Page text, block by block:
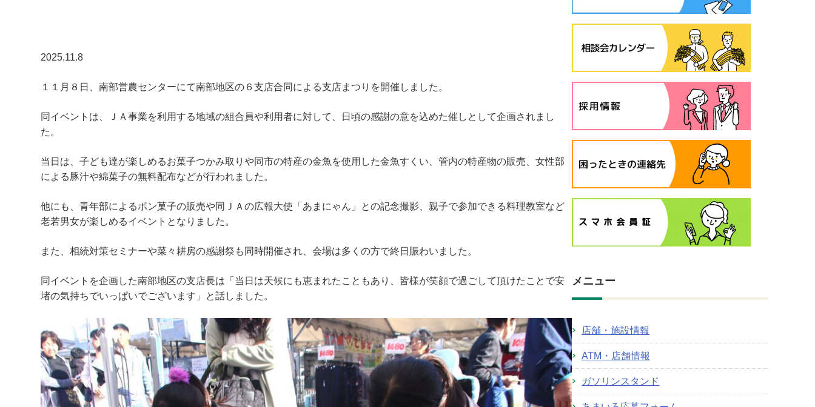
2025.11.8
１１月８日、南部営農センターにて南部地区の６支店合同による支店まつりを開催しました。
同イベントは、ＪＡ事業を利用する地域の組合員や利用者に対して、日頃の感謝の意を込めた催しとして企画されまし
た。
当日は、子ども達が楽しめるお菓子つかみ取りや同市の特産の金魚を使用した金魚すくい、管内の特産物の販売、女性部
による豚汁や綿菓子の無料配布などが行われました。
他にも、青年部によるポン菓子の販売や同ＪＡの広報大使「あまにゃん」との記念撮影、親子で参加できる料理教室など
老若男女が楽しめるイベントとなりました。
また、相続対策セミナーや菜々耕房の感謝祭も同時開催され、会場は多くの方で終日賑わいました。
同イベントを企画した南部地区の支店長は「当日は天候にも恵まれたこともあり、皆様が笑顔で過ごして頂けたことで安
堵の気持ちでいっぱいでございます」と話しました。
メニュー
店舗・施設情報
ATM・店舗情報
ガソリンスタンド